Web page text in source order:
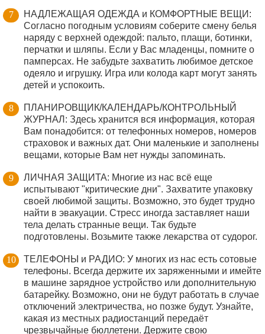
НАДЛЕЖАЩАЯ ОДЕЖДА и КОМФОРТНЫЕ ВЕЩИ:
Согласно погодным условиям соберите смену белья
наряду с верхней одеждой: пальто, плащи, ботинки,
перчатки и шляпы. Если у Вас младенцы, помните о
памперсах. Не забудьте захватить любимое детское
одеяло и игрушку. Игра или колода карт могут занять
детей и успокоить.
ПЛАНИРОВЩИК/КАЛЕНДАРЬ/КОНТРОЛЬНЫЙ
ЖУРНАЛ: Здесь хранится вся информация, которая
Вам понадобится: от телефонных номеров, номеров
страховок и важных дат. Они маленькие и заполнены
вещами, которые Вам нет нужды запоминать.
ЛИЧНАЯ ЗАЩИТА: Многие из нас всё еще
испытывают "критические дни". Захватите упаковку
своей любимой защиты. Возможно, это будет трудно
найти в эвакуации. Стресс иногда заставляет наши
тела делать странные вещи. Так будьте
подготовлены. Возьмите также лекарства от судорог.
ТЕЛЕФОНЫ и РАДИО: У многих из нас есть сотовые
телефоны. Всегда держите их заряженными и имейте
в машине зарядное устройство или дополнительную
батарейку. Возможно, они не будут работать в случае
отключений электричества, но позже будут. Узнайте,
какая из местных радиостанций передаёт
чрезвычайные бюллетени. Держите свою